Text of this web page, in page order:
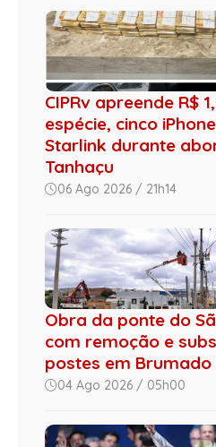
CIPRv apreende R$
espécie, cinco
Starlink durante
Tanhaçu
06 Ago 2026 / 21h14
Obra da ponte do
com remoção e
postes em Brumado
04 Ago 2026 / 05h00